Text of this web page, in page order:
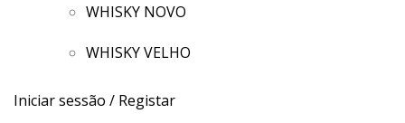
WHISKY NOVO
WHISKY VELHO
Iniciar sessão / Registar